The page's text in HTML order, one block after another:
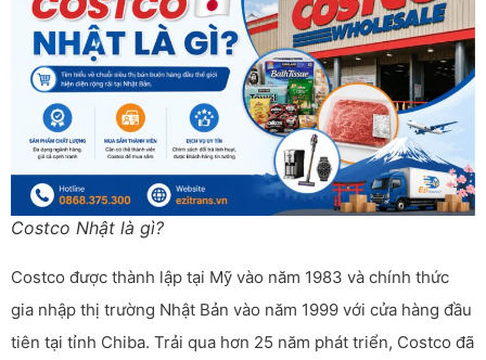
Costco Nhật là gì?
Costco được thành lập tại Mỹ vào năm 1983 và chính thức
gia nhập thị trường Nhật Bản vào năm 1999 với cửa hàng đầu
tiên tại tỉnh Chiba. Trải qua hơn 25 năm phát triển, Costco đã